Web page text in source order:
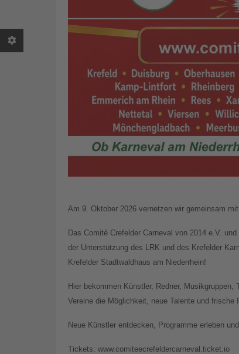
Am 9. Oktober 2026 vernetzen wir gemeinsam
Das Comité Crefelder Carneval von 2014 e.V.
der Unterstützung des LRK und des Krefelder
Krefelder Stadtwaldhaus am Niederrhein!
Hier bekommen Künstler, Redner,
Vereine die Möglichkeit, neue Talente und frische
Neue Künstler entdecken, Programme erleben
Tickets: www.comiteecrefeldercarneval.ticket.io